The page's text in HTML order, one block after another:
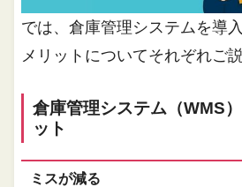
では、倉庫管理システムを導
メリットについてそれぞれご
倉庫管理システム（WMS
ット
ミスが減る